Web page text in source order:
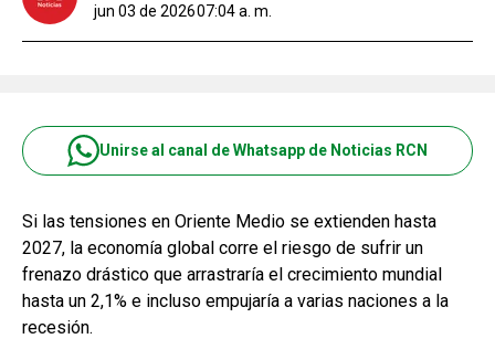
jun 03 de 202607:04 a. m.
Unirse al canal de Whatsapp de Noticias RCN
Si las tensiones en Oriente Medio se extienden hasta
2027, la economía global corre el riesgo de sufrir un
frenazo drástico que arrastraría el crecimiento mundial
hasta un 2,1% e incluso empujaría a varias naciones a la
recesión.